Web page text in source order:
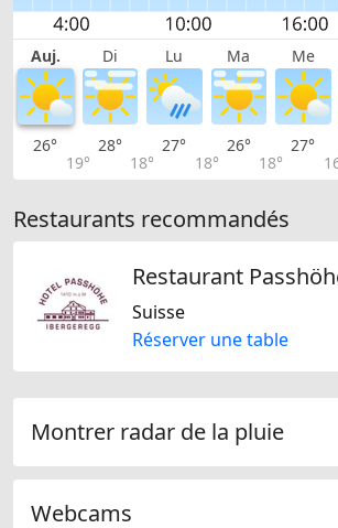
Auj. Di Lu Ma Me
26°
19°
28°
18°
27°
18°
26°
18°
27°
Restaurants recommandés
Restaurant
Suisse
Réserver une table
Montrer radar de la pluie
Webcams